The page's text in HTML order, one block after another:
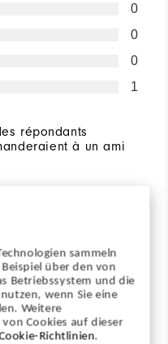
sammeln
über den von
Betriebssystem und die
wenn Sie eine
Weitere
Cookies auf dieser
Richtlinien.
0
0
0
1
répondants
à un ami
Runs Large